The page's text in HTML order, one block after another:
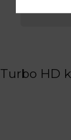
Turbo HD